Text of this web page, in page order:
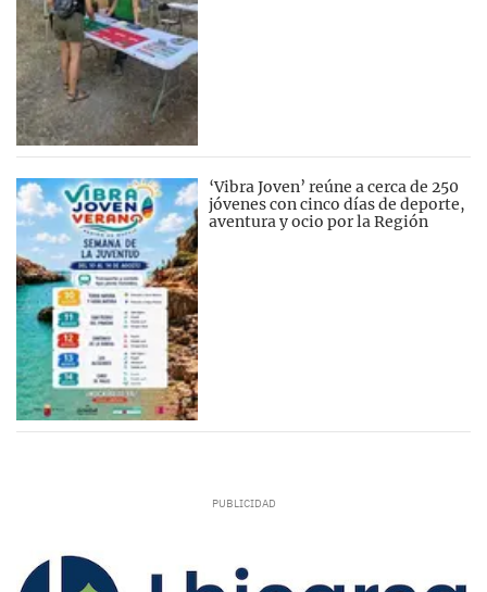
‘Vibra Joven’ reúne a cerca de 250
jóvenes con cinco días de deporte,
aventura y ocio por la Región